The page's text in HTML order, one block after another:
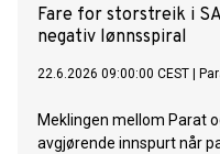
Fare for storstreik i
negativ lønnsspiral
22.6.2026 09:00:00 CEST
Meklingen mellom Parat
avgjørende innspurt når